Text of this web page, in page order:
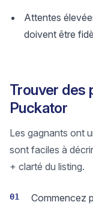
Attentes
doivent être
Trouver des
Puckator
Les gagnants ont
sont faciles à
+ clarté du listing.
01
Commencez